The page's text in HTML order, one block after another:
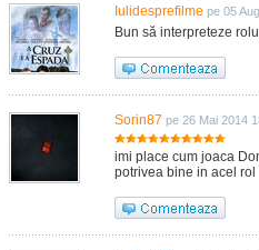
Iulidesprefilme pe 05
Bun să interpreteze
Sorin87 pe 26 Mai 2014
imi place cum joaca
potrivea bine in acel rol